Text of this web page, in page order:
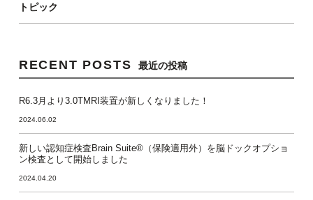
トピック
RECENT POSTS 最近の投稿
R6.3月より3.0TMRI装置が新しくなりました！
2024.06.02
新しい認知症検査Brain Suite®（保険適用外）を脳ドックオプショ
ン検査として開始しました
2024.04.20